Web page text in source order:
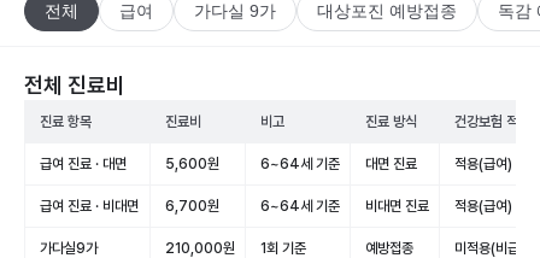
전체 급여 가다실 9가 대상포진 예방접종 독감
전체 진료비
진료 항목 진료비 비고 진료 방식 건강보험 적용
급여 진료 · 대면 5,600원 6~64세 기준 대면 진료 적용(급여)
급여 진료 · 비대면 6,700원 6~64세 기준 비대면 진료 적용(급여)
가다실9가 210,000원 1회 기준 예방접종 미적용(비급여)